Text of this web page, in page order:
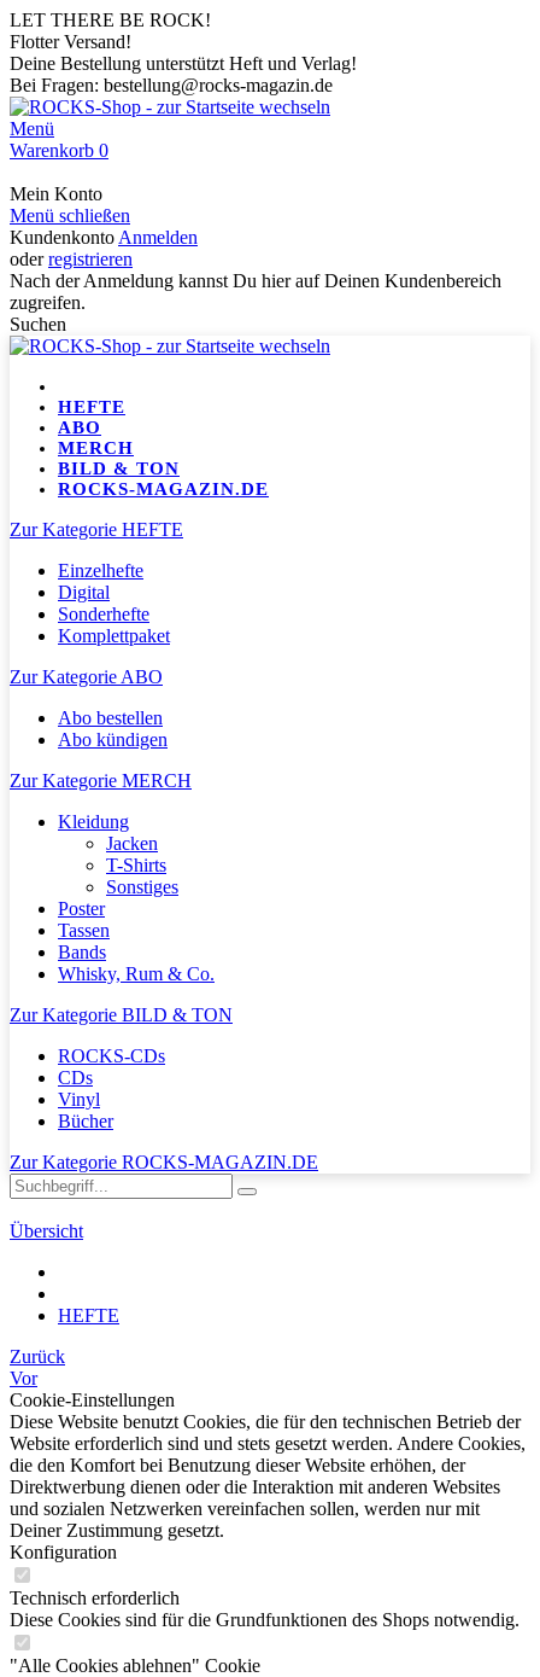
LET THERE BE ROCK!
Flotter Versand!
Deine Bestellung unterstützt Heft und Verlag!
Bei Fragen: bestellung@rocks-magazin.de
Menü
Warenkorb 0
Mein Konto
Menü schließen
Kundenkonto Anmelden
oderregistrieren
Nach der Anmeldung kannst Du hier auf Deinen Kundenbereich
zugreifen.
Suchen
HEFTE
ABO
MERCH
BILD & TON
ROCKS-MAGAZIN.DE
Zur Kategorie HEFTE
Einzelhefte
Digital
Sonderhefte
Komplettpaket
Zur Kategorie ABO
Abo bestellen
Abo kündigen
Zur Kategorie MERCH
Kleidung
Jacken
T-Shirts
Sonstiges
Poster
Tassen
Bands
Whisky, Rum & Co.
Zur Kategorie BILD & TON
ROCKS-CDs
CDs
Vinyl
Bücher
Zur Kategorie ROCKS-MAGAZIN.DE
Übersicht
HEFTE
Zurück
Vor
Cookie-Einstellungen
Diese Website benutzt Cookies, die für den technischen Betrieb der
Website erforderlich sind und stets gesetzt werden. Andere Cookies,
die den Komfort bei Benutzung dieser Website erhöhen, der
Direktwerbung dienen oder die Interaktion mit anderen Websites
und sozialen Netzwerken vereinfachen sollen, werden nur mit
Deiner Zustimmung gesetzt.
Konfiguration
Technisch erforderlich
Diese Cookies sind für die Grundfunktionen des Shops notwendig.
"Alle Cookies ablehnen" Cookie